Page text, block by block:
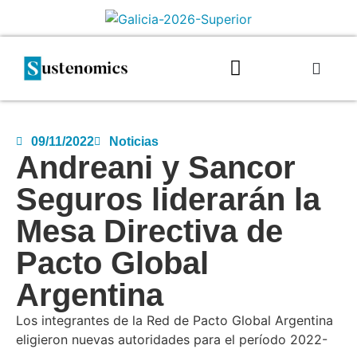
09/11/2022 Noticias
Andreani y Sancor
Seguros liderarán la
Mesa Directiva de
Pacto Global
Argentina
Los integrantes de la Red de Pacto Global Argentina
eligieron nuevas autoridades para el período 2022-